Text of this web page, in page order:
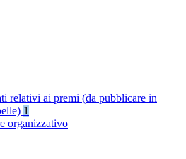
relativi ai premi (da pubblicare in
1
organizzativo